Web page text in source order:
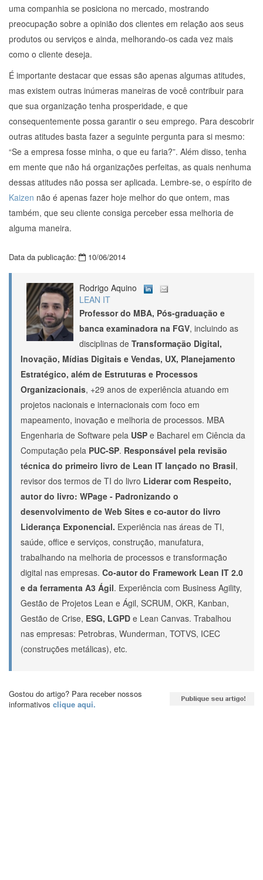
uma companhia se posiciona no mercado, mostrando
preocupação sobre a opinião dos clientes em relação aos seus
produtos ou serviços e ainda, melhorando-os cada vez mais
como o cliente deseja.
É importante destacar que essas são apenas algumas atitudes,
mas existem outras inúmeras maneiras de você contribuir para
que sua organização tenha prosperidade, e que
consequentemente possa garantir o seu emprego. Para descobrir
outras atitudes basta fazer a seguinte pergunta para si mesmo:
“Se a empresa fosse minha, o que eu faria?”. Além disso, tenha
em mente que não há organizações perfeitas, as quais nenhuma
dessas atitudes não possa ser aplicada. Lembre-se, o espírito de
Kaizen não é apenas fazer hoje melhor do que ontem, mas
também, que seu cliente consiga perceber essa melhoria de
alguma maneira.
Data da publicação: 10/06/2014
Rodrigo Aquino
LEAN IT
Professor do MBA, Pós-graduação e
banca examinadora na FGV, incluindo as
disciplinas de Transformação Digital,
Inovação, Mídias Digitais e Vendas, UX, Planejamento
Estratégico, além de Estruturas e Processos
Organizacionais, +29 anos de experiência atuando em
projetos nacionais e internacionais com foco em
mapeamento, inovação e melhoria de processos. MBA
Engenharia de Software pela USP e Bacharel em Ciência da
Computação pela PUC-SP. Responsável pela revisão
técnica do primeiro livro de Lean IT lançado no Brasil,
revisor dos termos de TI do livro Liderar com Respeito,
autor do livro: WPage - Padronizando o
desenvolvimento de Web Sites e co-autordo livro
Liderança Exponencial. Experiência nas áreas de TI,
saúde, office e serviços, construção, manufatura,
trabalhando na melhoria de processos e transformação
digital nas empresas. Co-autordo Framework Lean IT 2.0
e da ferramenta A3 Ágil. Experiência com Business Agility,
Gestão de Projetos Lean e Ágil, SCRUM, OKR, Kanban,
Gestão de Crise, ESG, LGPD e Lean Canvas. Trabalhou
nas empresas: Petrobras, Wunderman, TOTVS, ICEC
(construções metálicas), etc.
Gostou do artigo? Para receber nossos
informativos clique aqui.